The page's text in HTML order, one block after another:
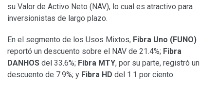
su Valor de Activo Neto (NAV), lo cual es atractivo para
inversionistas de largo plazo.
En el segmento de los Usos Mixtos, Fibra Uno (FUNO)
reportó un descuento sobre el NAV de 21.4%; Fibra
DANHOS del 33.6%; Fibra MTY, por su parte, registró un
descuento de 7.9%; y Fibra HD del 1.1 por ciento.